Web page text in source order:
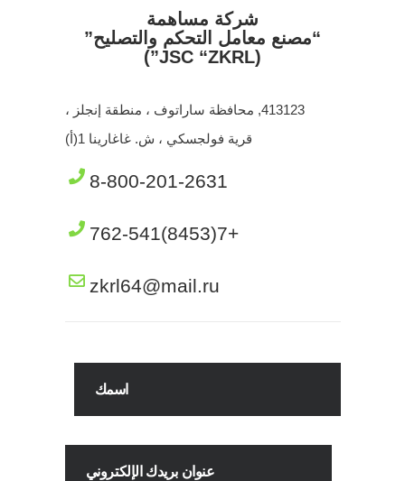
شركة مساهمة
“مصنع معامل التحكم والتصليح”
(JSC “ZKRL”)
413123, محافظة ساراتوف ، منطقة إنجلز ،
قرية فولجسكي ، ش. غاغارينا 1(أ)
8-800-201-2631
+7(8453)762-541
zkrl64@mail.ru